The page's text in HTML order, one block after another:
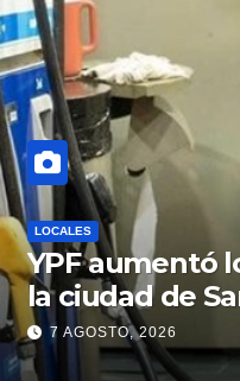
LOCALES
YPF aumentó
la ciudad de
súper superó
tanque cuesta
7 AGOSTO, 2026